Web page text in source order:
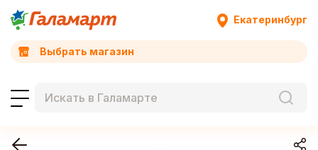
Екатеринбург
Выбрать магазин